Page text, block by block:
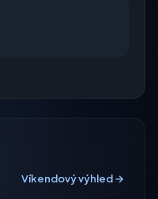
Víkendový výhled →